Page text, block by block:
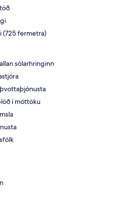
(725 fermetra)
sólarhringinn
í móttöku